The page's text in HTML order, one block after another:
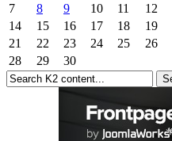
7
8 9 10 11 12
14
15 16 17 18 19
21
22 23 24 25 26
28
29 30